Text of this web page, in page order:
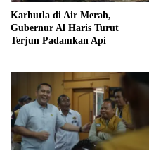
Karhutla di Air Merah,
Gubernur Al Haris Turut
Terjun Padamkan Api